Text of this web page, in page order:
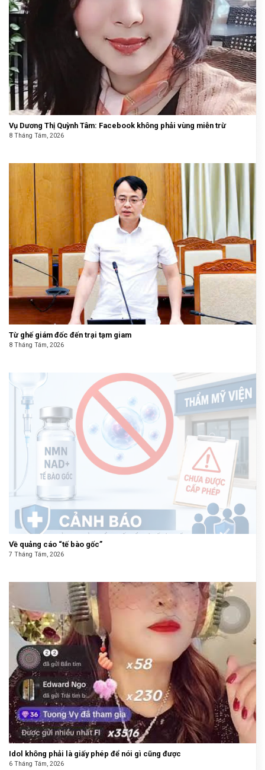
Vụ Dương Thị Quỳnh Tâm: Facebook không phải vùng miễn trừ
8 Tháng Tám, 2026
Từ ghế giám đốc đến trại tạm giam
8 Tháng Tám, 2026
Về quảng cáo “tế bào gốc”
7 Tháng Tám, 2026
Idol không phải là giấy phép để nói gì cũng được
6 Tháng Tám, 2026